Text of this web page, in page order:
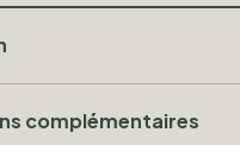
complémentaires